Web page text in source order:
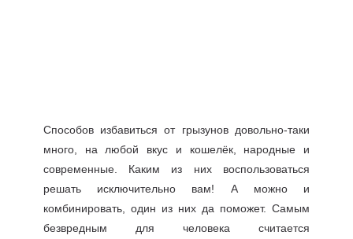
Способов избавиться от грызунов довольно-таки
много, на любой вкус и кошелёк, народные и
современные. Каким из них воспользоваться
решать исключительно вам! А можно и
комбинировать, один из них да поможет. Самым
безвредным для человека считается